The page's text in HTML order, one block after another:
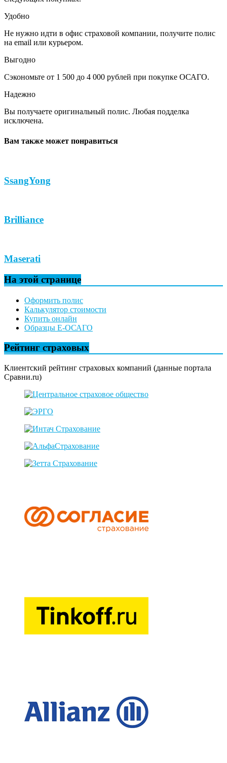
Удобно
Не нужно идти в офис страховой компании, получите полис
на email или курьером.
Выгодно
Сэкономьте от 1 500 до 4 000 рублей при покупке ОСАГО.
Надежно
Вы получаете оригинальный полис. Любая подделка
исключена.
Вам также может понравиться
SsangYong
Brilliance
Maserati
На этой странице
Оформить полис
Калькулятор стоимости
Купить онлайн
Образцы Е-ОСАГО
Рейтинг страховых
Клиентский рейтинг страховых компаний (данные портала
Сравни.ru)